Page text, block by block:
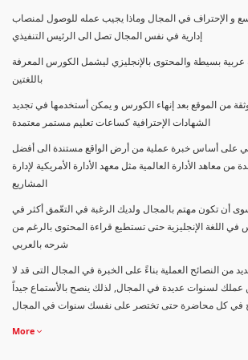
و الإحتراف في المجال وماذا يجيب عمله للوصول لمنصاب
إدارية في نفس المجال تصل الى الرئيس التنفيذي
بسيطة والمحتوى بالإنجليزي ليشمل الكورس المعرفة
باللغتين
من الموقع بعد إنهاء الكورس و يمكن أستخدمها في تجديد
الشهادات الإحترافية كساعات تعليم مستمر معتمدة
على أساس خبرة عملية من أرض الواقع مستندة الى أفضل
من معاهد الأدارة العالمية مثل معهد الأدارة الأمريكية لإدارة
المشاريع
أن تكون مهتم بالمجال ولديك الرغبة في التعّمق أكثر في
اللغة الإنجليزية حتى تستطيع قراءة المحتوى بالرغم من
شرحه بالعربي
من النصائح العملية بناءً على الخبرة في المجال التى قد لا
لسنوات عديدة في المجال, لذلك ينصح بالأستماع جيداً
في كل محاضرة حتى تختصر على نفسك سنوات في المجال
More